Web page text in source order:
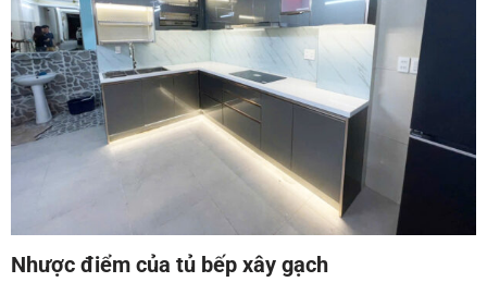
Nhược điểm của tủ bếp xây gạch